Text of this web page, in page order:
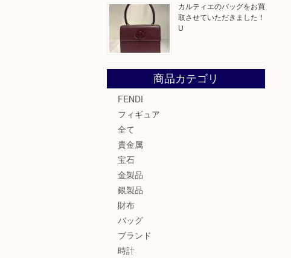
カルティエのバッグをお買
取させていただきました！
U
商品カテゴリ
FENDI
フィギュア
全て
貴金属
宝石
金製品
銀製品
財布
バッグ
ブランド
時計